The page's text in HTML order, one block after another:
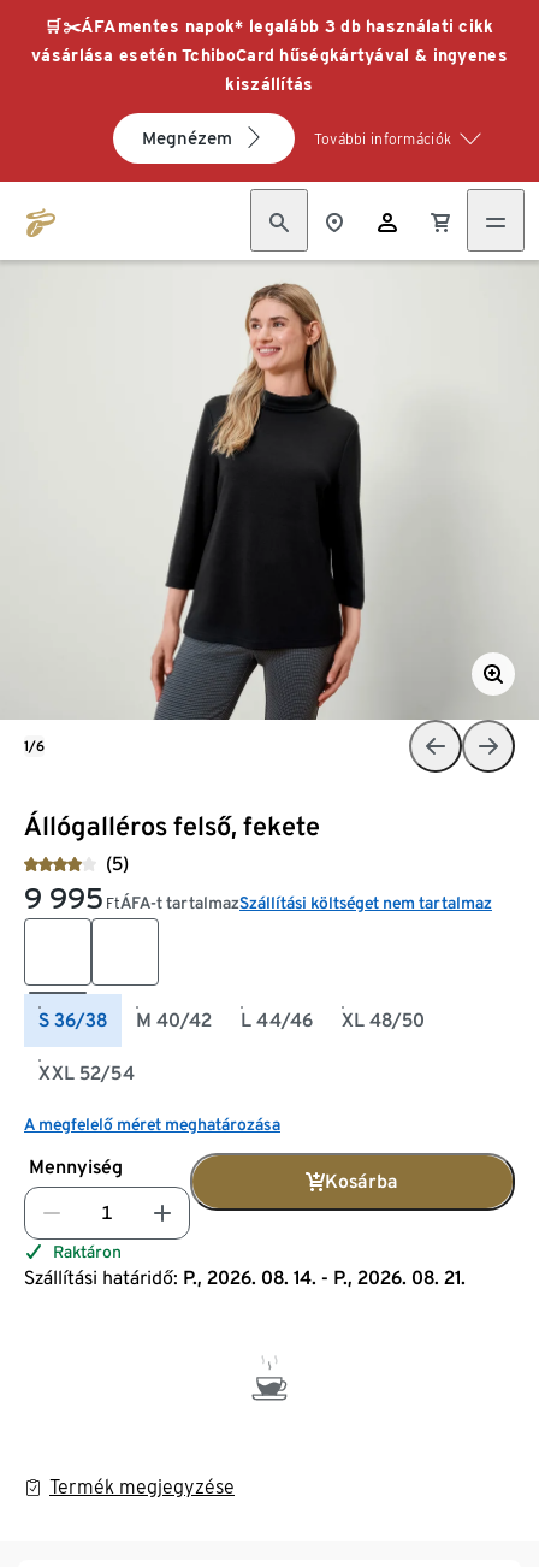
🛒✂️ÁFAmentes napok* legalább 3 db használati cikk
vásárlása esetén TchiboCard hűségkártyával & ingyenes
kiszállítás
Megnézem További információk
Állógalléros felső, fekete
(5)
9 995 FtÁFA-t tartalmazSzállítási költséget nem tartalmaz
S 36/38 M 40/42 L 44/46 XL 48/50
XXL 52/54
A megfelelő méret meghatározása
Mennyiség
Kosárba
Raktáron
Szállítási határidő: P., 2026. 08. 14. - P., 2026. 08. 21.
Termék megjegyzése
1/6